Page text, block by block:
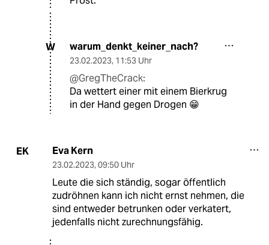
W warum_denkt_keiner_nach?
23.02.2023, 11:53 Uhr
@GregTheCrack:
Da wettert einer mit einem Bierkrug
in der Hand gegen Drogen 😁
EK Eva Kern
23.02.2023, 09:50 Uhr
Leute die sich ständig, sogar öffentlich
zudröhnen kann ich nicht ernst nehmen, die
sind entweder betrunken oder verkatert,
jedenfalls nicht zurechnungsfähig.